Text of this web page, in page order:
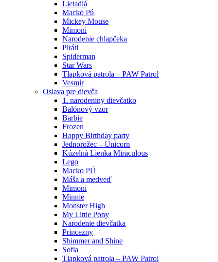
Lietadlá
Macko Pú
Mickey Mouse
Mimoni
Narodenie chlapčeka
Piráti
Spiderman
Star Wars
Tlapková patrola – PAW Patrol
Vesmír
Oslava pre dievča
1. narodeniny dievčatko
Balónový vzor
Barbie
Frozen
Happy Birthday party
Jednorožec – Unicorn
Kúzelná Lienka Miraculous
Lego
Macko PÚ
Máša a medveď
Mimoni
Minnie
Monster High
My Little Pony
Narodenie dievčatka
Princezny
Shimmer and Shine
Sofia
Tlapková patrola – PAW Patrol